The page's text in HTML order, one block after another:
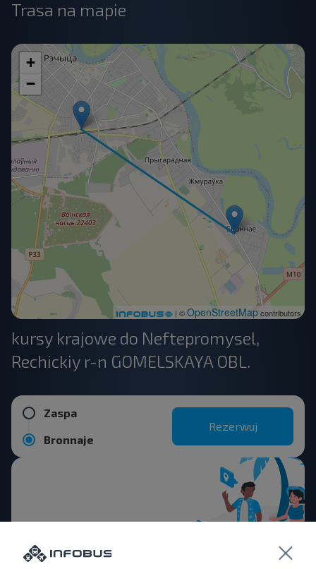
Trasa na mapie
+
−
| ©OpenStreetMapcontributors
kursy krajowe do Neftepromysel,
Rechickiy r-n GOMELSKAYA OBL.
Zaspa
Bronnaje
Rezerwuj
podróżować